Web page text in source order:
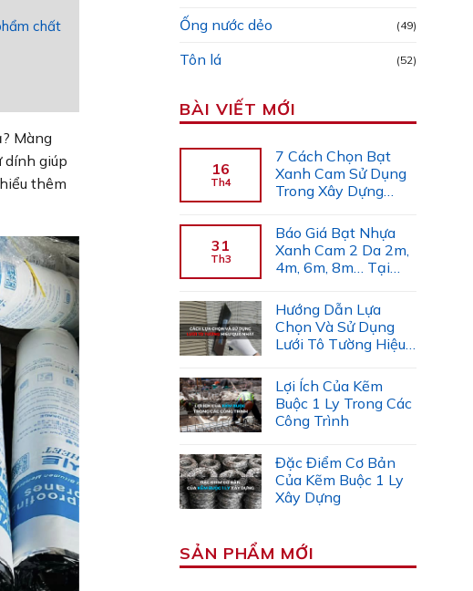
chất
Màng
giúp
thêm
Ống nước dẻo (49)
Tôn lá (52)
BÀI VIẾT MỚI
16
Th4
7 Cách Chọn Bạt
Xanh Cam Sử Dụng
Trong Xây Dựng
31
Th3
Báo Giá Bạt Nhựa
Xanh Cam 2 Da 2m,
4m, 6m, 8m… Tại
Hướng Dẫn Lựa
Chọn Và Sử Dụng
Lưới Tô Tường Hiệu
Lợi Ích Của Kẽm
Buộc 1 Ly Trong Các
Công Trình
Đặc Điểm Cơ Bản
Của Kẽm Buộc 1 Ly
Xây Dựng
SẢN PHẨM MỚI